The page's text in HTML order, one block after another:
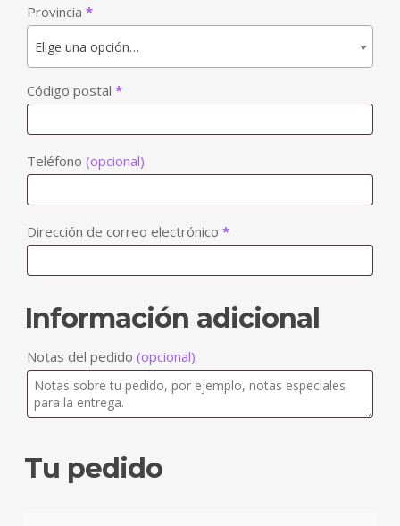
Provincia *
Elige una opción…
Código postal *
Teléfono (opcional)
Dirección de correo electrónico *
Información adicional
Notas del pedido (opcional)
Tu pedido